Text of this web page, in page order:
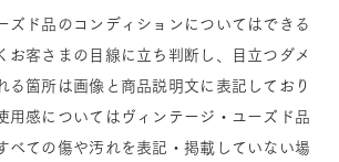
ズド品のコンディションについてはできる
お客さまの目線に立ち判断し、目立つダメ
る箇所は画像と商品説明文に表記しており
用感についてはヴィンテージ・ユーズド品
べての傷や汚れを表記・掲載していない場